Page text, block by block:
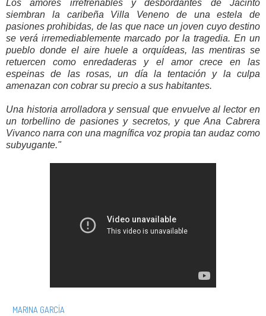
Los amores irrefrenables y desbordantes de Jacinto
siembran la caribeña Villa Veneno de una estela de
pasiones prohibidas, de las que nace un joven cuyo destino
se verá irremediablemente marcado por la tragedia. En un
pueblo donde el aire huele a orquídeas, las mentiras se
retuercen como enredaderas y el amor crece en las
espeinas de las rosas, un día la tentación y la culpa
amenazan con cobrar su precio a sus habitantes.
Una historia arrolladora y sensual que envuelve al lector en
un torbellino de pasiones y secretos, y que Ana Cabrera
Vivanco narra con una magnífica voz propia tan audaz como
subyugante."
MARINA GARCÍA